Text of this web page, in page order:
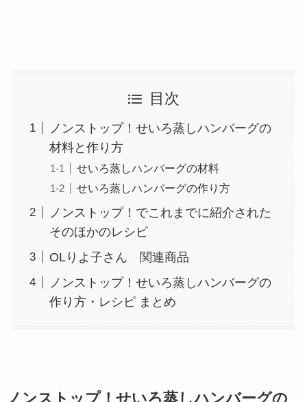
目次
ノンストップ！せいろ蒸しハンバーグの
材料と作り方
せいろ蒸しハンバーグの材料
せいろ蒸しハンバーグの作り方
ノンストップ！でこれまでに紹介された
そのほかのレシピ
OLりよ子さん 関連商品
ノンストップ！せいろ蒸しハンバーグの
作り方・レシピ まとめ
ノンストップ！ せいろ蒸しハンバーグの